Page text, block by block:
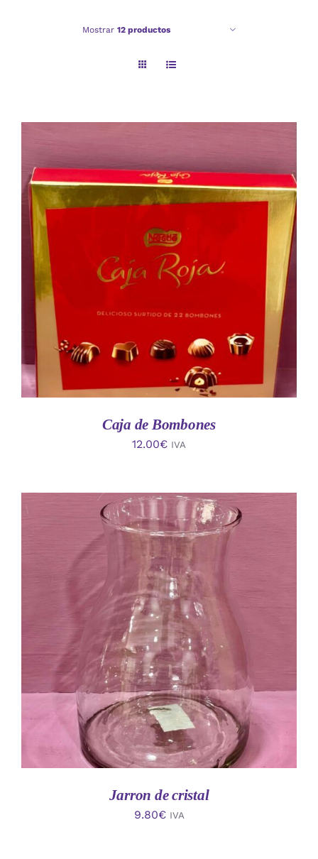
Mostrar 12 productos
AÑADIR AL CARRITO
DETALLES
Caja de Bombones
12.00€ IVA
AÑADIR AL CARRITO
DETALLES
Jarron de cristal
9.80€ IVA